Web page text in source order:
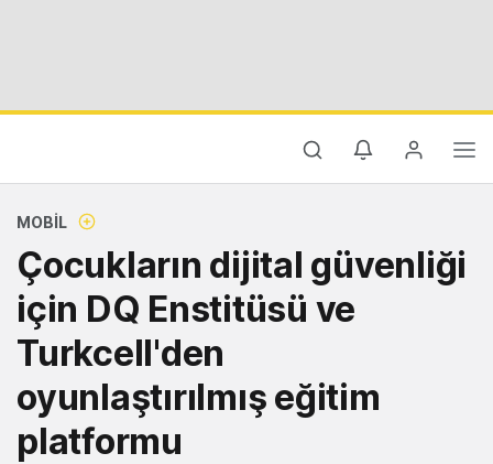
MOBIL
Çocukların dijital güvenliği
için DQ Enstitüsü ve
Turkcell'den
oyunlaştırılmış eğitim
platformu